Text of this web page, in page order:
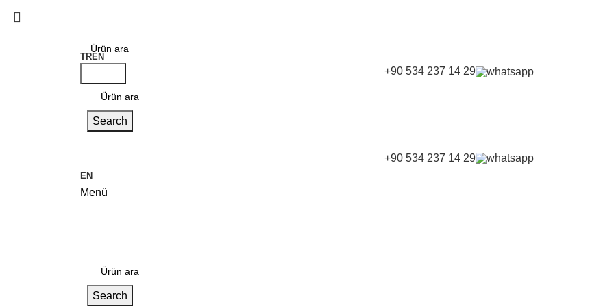
TREN
+90 534 237 14 29
Search
+90 534 237 14 29
EN
Menü
Search